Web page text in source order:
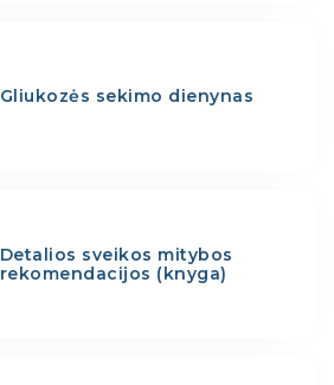
Gliukozės sekimo dienynas
Detalios sveikos mitybos
rekomendacijos (knyga)